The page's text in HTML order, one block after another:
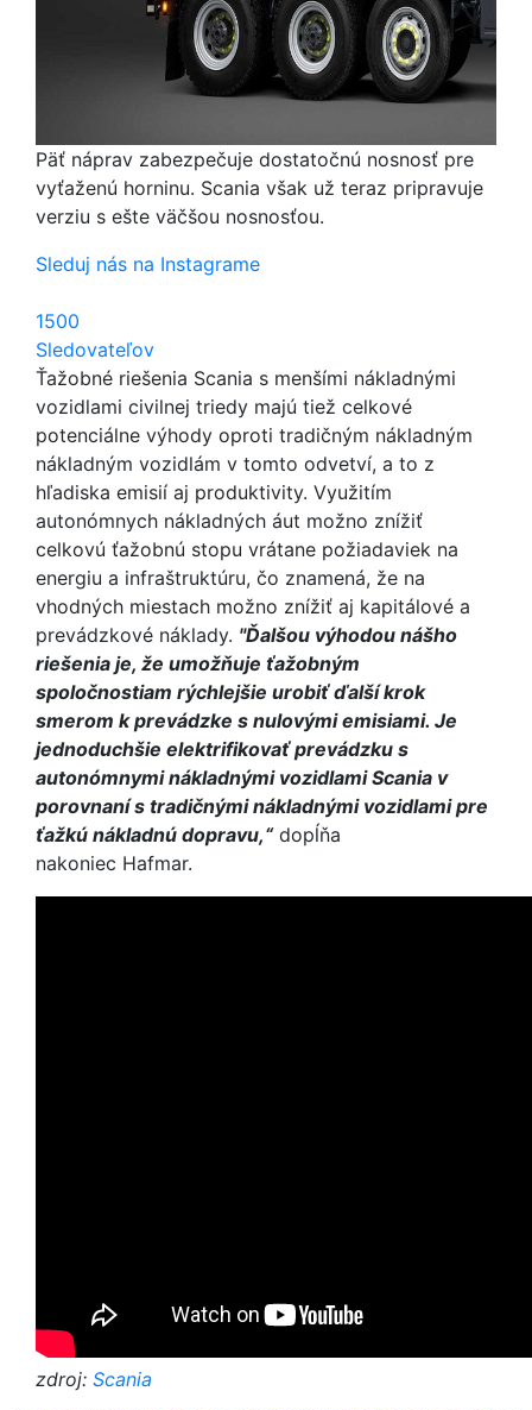
Päť náprav zabezpečuje dostatočnú nosnosť pre
vyťaženú horninu. Scania však už teraz pripravuje
verziu s ešte väčšou nosnosťou.
Sleduj nás na Instagrame
1500
Sledovateľov
Ťažobné riešenia Scania s menšími nákladnými
vozidlami civilnej triedy majú tiež celkové
potenciálne výhody oproti tradičným nákladným
nákladným vozidlám v tomto odvetví, a to z
hľadiska emisií aj produktivity. Využitím
autonómnych nákladných áut možno znížiť
celkovú ťažobnú stopu vrátane požiadaviek na
energiu a infraštruktúru, čo znamená, že na
vhodných miestach možno znížiť aj kapitálové a
prevádzkové náklady. "Ďalšou výhodou nášho
riešenia je, že umožňuje ťažobným
spoločnostiam rýchlejšie urobiť ďalší krok
smerom k prevádzke s nulovými emisiami. Je
jednoduchšie elektrifikovať prevádzku s
autonómnymi nákladnými vozidlami Scania v
porovnaní s tradičnými nákladnými vozidlami pre
ťažkú nákladnú dopravu,“dopĺňa
nakoniec Hafmar.
zdroj: Scania